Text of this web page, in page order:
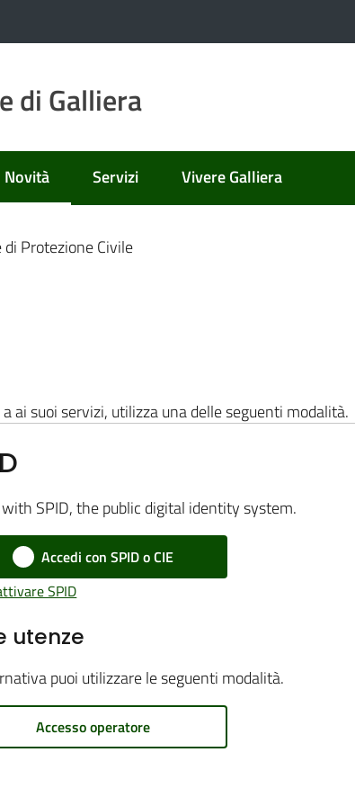
di Galliera
Novità
Menu selezionato
Servizi Vivere Galliera
Protezione Civile
ai suoi servizi, utilizza una delle seguenti modalità.
SPID, the public digital identity system.
Accedi con SPID o CIE
SPID
utenze
puoi utilizzare le seguenti modalità.
Accesso operatore